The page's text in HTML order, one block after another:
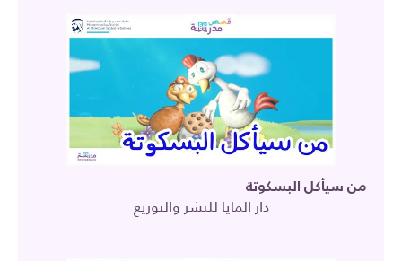
من سيأكل البسكوتة
دار المايا للنشر والتوزيع